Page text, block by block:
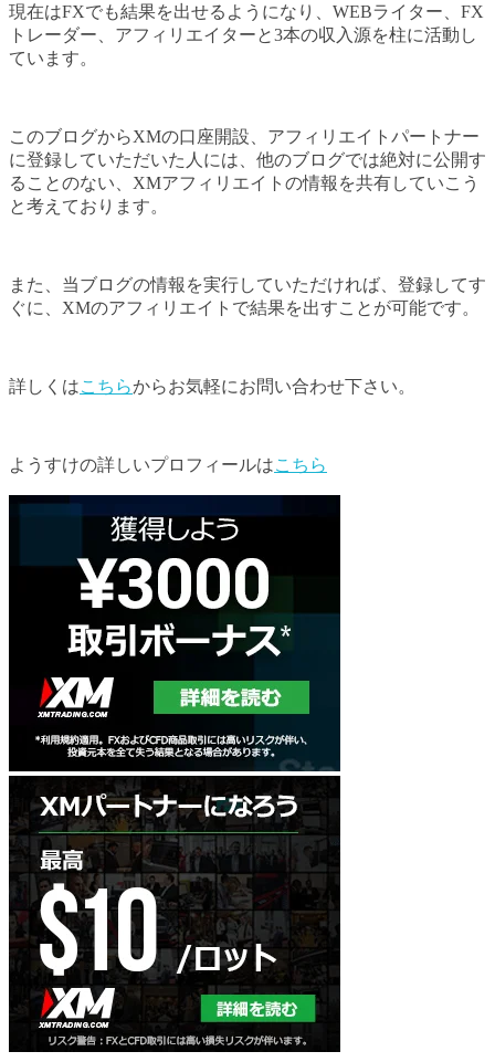
現在はFXでも結果を出せるようになり、WEBライター、FX
トレーダー、アフィリエイターと3本の収入源を柱に活動し
ています。
このブログからXMの口座開設、アフィリエイトパートナー
に登録していただいた人には、他のブログでは絶対に公開す
ることのない、XMアフィリエイトの情報を共有していこう
と考えております。
また、当ブログの情報を実行していただければ、登録してす
ぐに、XMのアフィリエイトで結果を出すことが可能です。
詳しくはこちらからお気軽にお問い合わせ下さい。
ようすけの詳しいプロフィールはこちら